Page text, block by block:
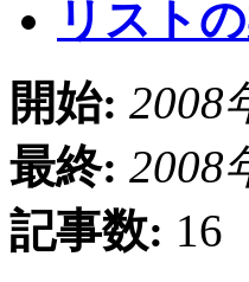
リスト
開始: 2008
最終: 2008
記事数: 16